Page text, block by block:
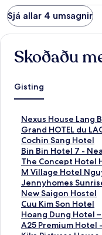
Sjá allar 4 umsagnir
Skoðaðu
Gisting
Nexus House Lang
H
l
e
k
k
u
r
s
e
m
o
Grand HOTEL du
H
l
e
k
k
u
r
s
e
m
Cochin Sang Hotel
H
l
e
k
k
u
r
s
e
Bin Bin Hotel 7 -
H
l
e
k
k
u
r
s
The Concept Hotel
H
l
e
k
k
u
r
M Village Hotel
H
l
e
k
k
u
Jennyhomes
H
l
e
k
k
New Saigon Hostel
H
l
e
k
Cuu Kim Son Hotel
H
l
e
Hoang Dung Hotel
H
lA25 Premium Hotel
H